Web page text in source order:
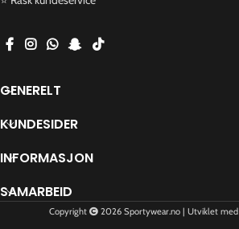
GENERELT
KUNDESIDER
INFORMASJON
SAMARBEID
Copyright 2026 Sportywear.no | Utviklet med